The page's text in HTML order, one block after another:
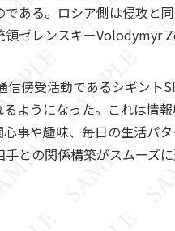
ある。ロシア側は侵攻と
領ゼレンスキー
傍受活動であるシギン
ようになった。これは情
事や趣味、毎日の生活パ
との関係構築がスムーズ